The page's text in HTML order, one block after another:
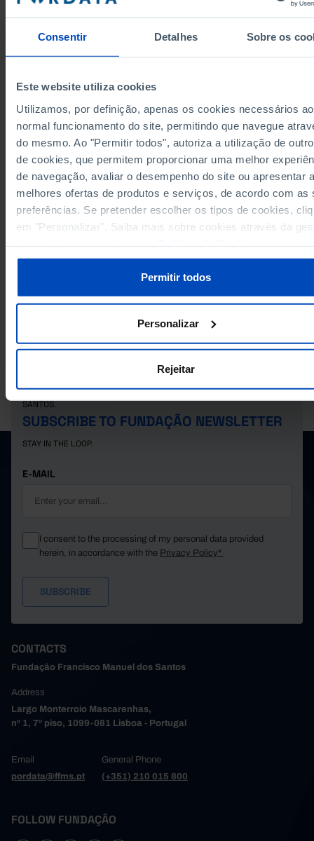
Consentir Detalhes Sobre os
Este website utiliza cookies
Utilizamos, por definição, apenas os cookies necessários ao
normal funcionamento do site, permitindo que navegue
do mesmo. Ao "Permitir todos", autoriza a utilização de
de cookies, que permitem proporcionar uma melhor
de navegação, avaliar o desempenho do site ou apresentar
melhores ofertas de produtos e serviços, de acordo com as
preferências. Se pretender escolher os tipos de cookies,
em "Personalizar". Saiba mais sobre cookies através da
Permitir todos
Personalizar
Rejeitar
2015
46.1
31.9
17.3
2019
42.4 28.4
2021
2022
41.8 31.1 29.2 80.7
17.0
2023
40.3 26.5 26.2 84.6
16.6
2024
40.7 29.0 26.0 84.2 15.4
Sources/Entities: INE, PORDATA
Last updated: 2025-12-12
RELATED
At-risk-of-poverty rate after social transfers: total and by household type
Social Security beneficiaries of unemployment benefit: total and by age
PORDATA IS A PROJECT OF THE FUNDAÇÃO FRANCISCO MANUEL DOS
SANTOS.
SUBSCRIBE TO FUNDAÇÃO NEWSLETTER
STAY IN THE LOOP.
E-MAIL
I consent to the processing of my personal data provided
herein, in accordance with the Privacy Policy*
CONTACTS
Fundação Francisco Manuel dos Santos
Address
Largo Monterroio Mascarenhas,
nº 1, 7º piso, 1099-081 Lisboa - Portugal
Email
pordata@ffms.pt
General Phone
(+351) 210 015 800
FOLLOW FUNDAÇÃO